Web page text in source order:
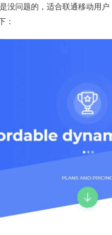
是没问题的，适合联通移动用
：